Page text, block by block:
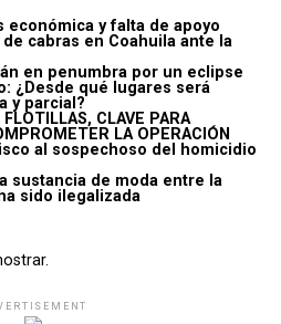
y falta de apoyo
cabras en Coahuila ante la
en penumbra por un eclipse
¿Desde qué lugares será
y parcial?
CLAVE PARA
LA OPERACIÓN
al sospechoso del homicidio
sustancia de moda entre la
sido ilegalizada